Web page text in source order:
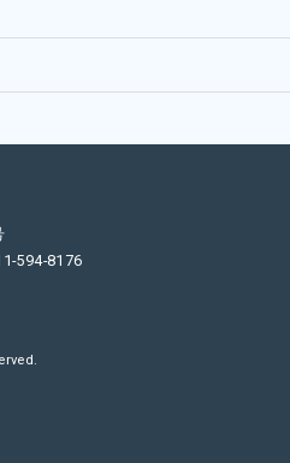
594-8176